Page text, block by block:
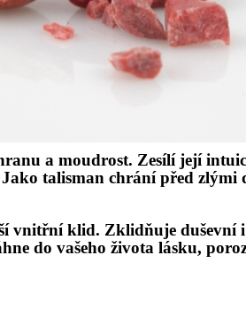
a moudrost. Zesílí její
talisman chrání před zlými
vnitřní klid. Zklidňuje duševní
do vašeho života lásku,